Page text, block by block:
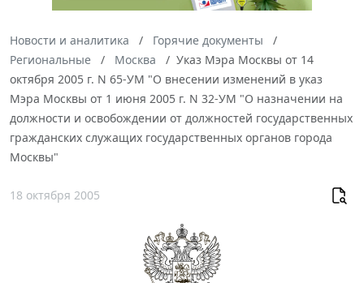
Новости и аналитика
Горячие документы
Региональные
Москва
Указ Мэра Москвы от 14
октября 2005 г. N 65-УМ "О внесении изменений в указ
Мэра Москвы от 1 июня 2005 г. N 32-УМ "О назначении на
должности и освобождении от должностей государственных
гражданских служащих государственных органов города
Москвы"
18 октября 2005